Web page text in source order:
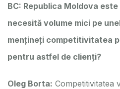
BC: Republica Moldova
necesită volume mici pe
mențineți competitivitatea
pentru astfel de clienți?
Oleg Borta: Competitivitatea